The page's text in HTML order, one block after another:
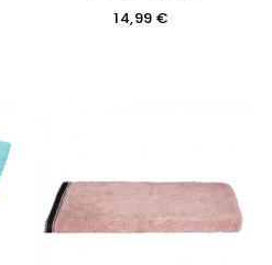
Precio
14,99 €